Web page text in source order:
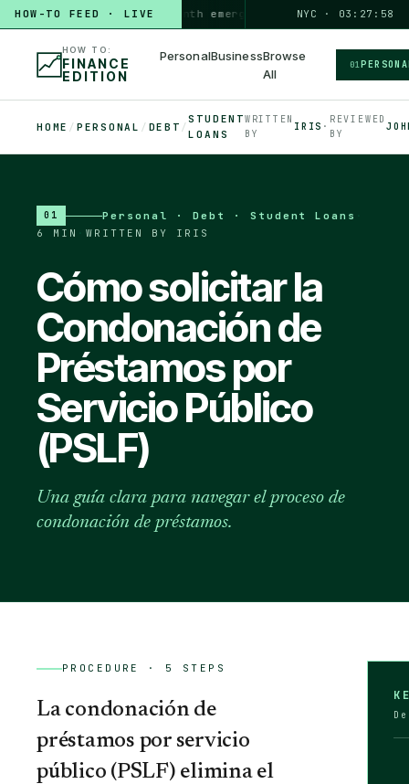
HOW-TO FEED · LIVE
HOW TO build a 3-month emergency fund PERSONAL · 6 MIN◆
NYC · 03:27:59
HOW TO:
FINANCE
EDITION
PersonalBusinessBrowse
All
01
HOME / PERSONAL / DEBT /
STUDENT
LOANS
WRITTEN
BY
IRIS ·
REVIEWED
BY
01 Personal · Debt · Student Loans
6 MIN
WRITTEN BY IRIS
Cómo solicitar la
Condonación de
Préstamos por
Servicio Público
(PSLF)
Una guía clara para navegar el proceso de
condonación de préstamos.
PROCEDURE · 5 STEPS
La condonación de
préstamos por servicio
público (PSLF) elimina el